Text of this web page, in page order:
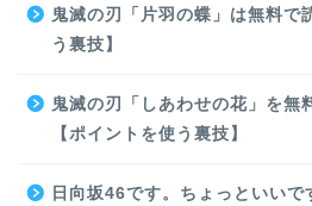
鬼滅の刃「片羽の蝶」は無料で
う裏技】
鬼滅の刃「しあわせの花」を無
【ポイントを使う裏技】
日向坂46です。ちょっといい